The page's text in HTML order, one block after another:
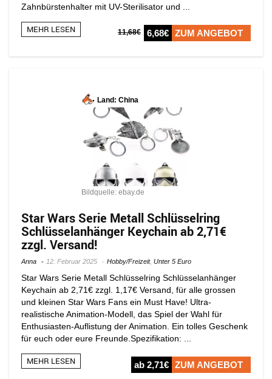
Zahnbürstenhalter mit UV-Sterilisator und ...
MEHR LESEN 11,68€ 6,68€ ZUM ANGEBOT
Land: China
Bildquelle: ebay.de
Star Wars Serie Metall Schlüsselring
Schlüsselanhänger Keychain ab 2,71€
zzgl. Versand!
Anna 12. Februar 2025 Hobby/Freizeit, Unter 5 Euro
Star Wars Serie Metall Schlüsselring Schlüsselanhänger
Keychain ab 2,71€ zzgl. 1,17€ Versand, für alle grossen
und kleinen Star Wars Fans ein Must Have! Ultra-
realistische Animation-Modell, das Spiel der Wahl für
Enthusiasten-Auflistung der Animation. Ein tolles Geschenk
für euch oder eure Freunde.Spezifikation: ...
MEHR LESEN ab 2,71€ ZUM ANGEBOT